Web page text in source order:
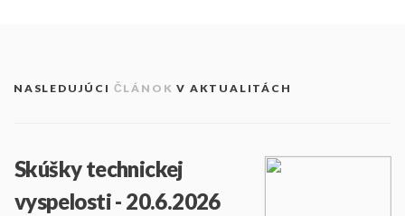
NASLEDUJÚCI ČLÁNOK V AKTUALITÁCH
Skúšky technickej
vyspelosti - 20.6.2026